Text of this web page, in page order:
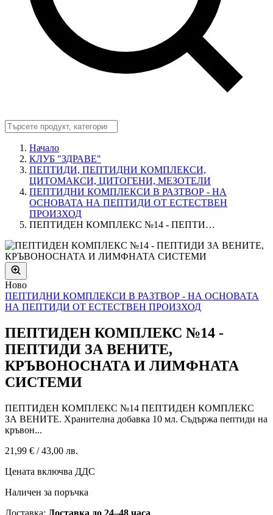
Начало
КЛУБ "ЗДРАВЕ"
ПЕПТИДИ, ПЕПТИДНИ КОМПЛЕКСИ,
ЦИТОМАКСИ, ЦИТОГЕНИ, МЕЗОТЕЛИ
ПЕПТИДНИ КОМПЛЕКСИ В РАЗТВОР - НА
ОСНОВАТА НА ПЕПТИДИ ОТ ЕСТЕСТВЕН
ПРОИЗХОД
ПЕПТИДЕН КОМПЛЕКС №14 - ПЕПТИ…
Ново
ПЕПТИДНИ КОМПЛЕКСИ В РАЗТВОР - НА ОСНОВАТА
НА ПЕПТИДИ ОТ ЕСТЕСТВЕН ПРОИЗХОД
ПЕПТИДЕН КОМПЛЕКС №14 -
ПЕПТИДИ ЗА ВЕНИТЕ,
КРЪВОНОСНАТА И ЛИМФНАТА
СИСТЕМИ
ПЕПТИДЕН КОМПЛЕКС №14 ПЕПТИДЕН КОМПЛЕКС
ЗА ВЕНИТЕ. Хранителна добавка 10 мл. Съдържа пептиди на
кръвон...
21,99 € / 43,00 лв.
Цената включва ДДС
Наличен за поръчка
Доставка: Доставка до 24–48 часа